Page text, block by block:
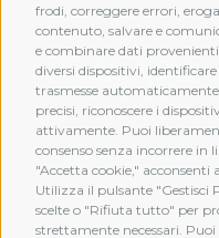
frodi, correggere errori,
contenuto, salvare e
e combinare dati
diversi dispositivi,
trasmesse
precisi, riconoscere i
attivamente. Puoi
consenso senza incorrere in
"Accetta cookie," acconsenti
Utilizza il pulsante "Gestisci
scelte o "Rifiuta tutto" per
strettamente necessari.
MEMBERSHIP